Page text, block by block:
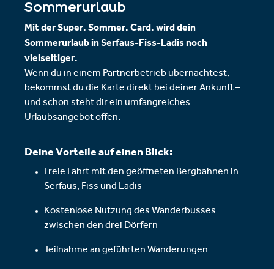
Sommerurlaub
Mit der Super. Sommer. Card. wird dein
Sommerurlaub in Serfaus-Fiss-Ladis noch
vielseitiger.
Wenn du in einem Partnerbetrieb übernachtest,
bekommst du die Karte direkt bei deiner Ankunft –
und schon steht dir ein umfangreiches
Urlaubsangebot offen.
Deine Vorteile auf einen Blick:
Freie Fahrt mit den geöffneten Bergbahnen in
Serfaus, Fiss und Ladis
Kostenlose Nutzung des Wanderbusses
zwischen den drei Dörfern
Teilnahme an geführten Wanderungen